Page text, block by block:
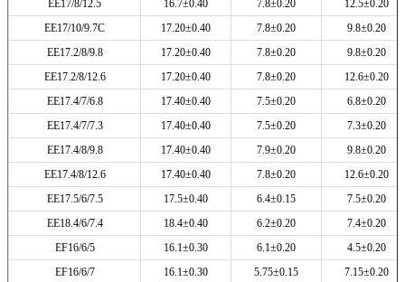
EE17/8/12.5 16.7±0.40 7.8±0.20
12.5±0.20
EE17/10/9.7C
17.20±0.40 7.8±0.20
9.8±0.20
EE17.2/8/9.8
17.20±0.40 7.8±0.20
9.8±0.20
EE17.2/8/12.6
17.20±0.40 7.8±0.20
12.6±0.20
EE17.4/7/6.8
17.40±0.40 7.5±0.20
6.8±0.20
EE17.4/7/7.3
17.40±0.40 7.5±0.20
7.3±0.20
EE17.4/8/9.8
17.40±0.40 7.9±0.20
9.8±0.20
EE17.4/8/12.6
17.40±0.40 7.8±0.20
12.6±0.20
EE17.5/6/7.5
17.5±0.40 6.4±0.15
7.5±0.20
EE18.4/6/7.4
18.4±0.40 6.2±0.20
7.4±0.20
EF16/6/5
16.1±0.30 6.1±0.20
4.5±0.20
EF16/6/7
16.1±0.30 5.75±0.15
7.15±0.20